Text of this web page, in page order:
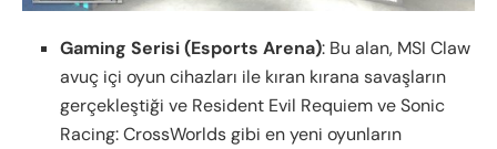
Gaming Serisi (Esports Arena): Bu alan, MSI Claw
avuç içi oyun cihazları ile kıran kırana savaşların
gerçekleştiği ve Resident Evil Requiem ve Sonic
Racing: CrossWorlds gibi en yeni oyunların